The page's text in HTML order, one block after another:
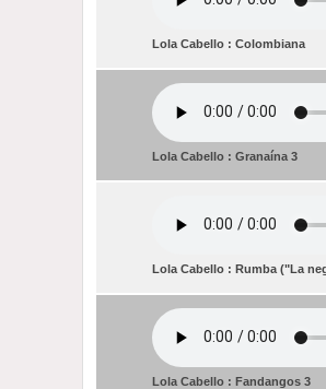
Lola Cabello : Colombiana
Lola Cabello : Granaína 3
Lola Cabello : Rumba ("La
Lola Cabello : Fandangos 3